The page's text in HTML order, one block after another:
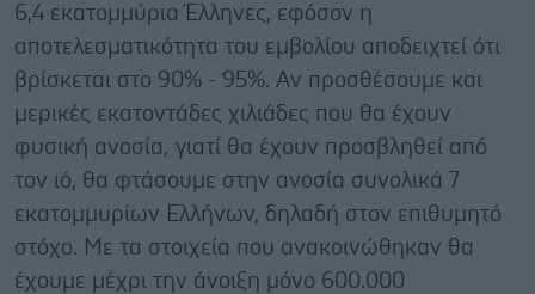
6,4 εκατομμύρια Έλληνες, εφόσον η
αποτελεσματικότητα του εμβολίου αποδειχτεί ότι
βρίσκεται στο 90% - 95%. Αν προσθέσουμε και
μερικές εκατοντάδες χιλιάδες που θα έχουν
φυσική ανοσία, γιατί θα έχουν προσβληθεί από
τον ιό, θα φτάσουμε στην ανοσία συνολικά 7
εκατομμυρίων Ελλήνων, δηλαδή στον επιθυμητό
στόχο. Με τα στοιχεία που ανακοινώθηκαν θα
έχουμε μέχρι την άνοιξη μόνο 600.000